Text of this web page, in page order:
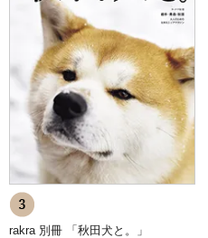
rakra 別冊 「秋田犬と。」